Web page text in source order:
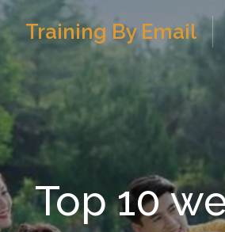
Skip
content
Training By Email
Top 10